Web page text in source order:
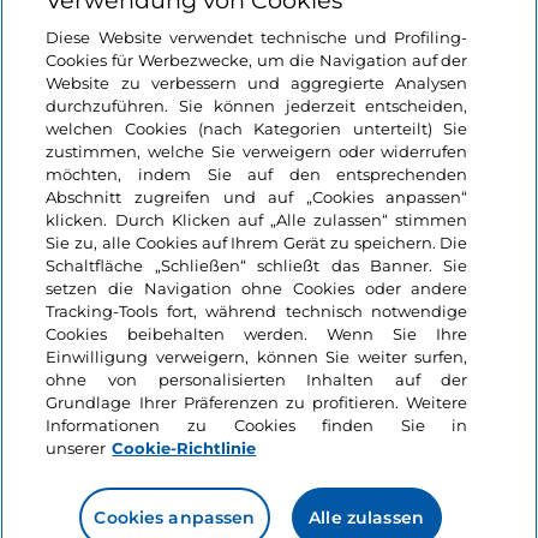
Informationen über die Seite
Nützliche Links
Login
Bleiben wir in Kontakt
Diese Website verwendet technische und Profiling-
Cookies für Werbezwecke, um die Navigation auf der
Website zu verbessern und aggregierte Analysen
durchzuführen. Sie können jederzeit entscheiden,
welchen Cookies (nach Kategorien unterteilt) Sie
zustimmen, welche Sie verweigern oder widerrufen
möchten, indem Sie auf den entsprechenden
Abschnitt zugreifen und auf „Cookies anpassen“
klicken. Durch Klicken auf „Alle zulassen“ stimmen
Sie zu, alle Cookies auf Ihrem Gerät zu speichern. Die
Schaltfläche „Schließen“ schließt das Banner. Sie
setzen die Navigation ohne Cookies oder andere
Tracking-Tools fort, während technisch notwendige
Cookies beibehalten werden. Wenn Sie Ihre
Einwilligung verweigern, können Sie weiter surfen,
ohne von personalisierten Inhalten auf der
Grundlage Ihrer Präferenzen zu profitieren. Weitere
Informationen zu Cookies finden Sie in
unserer Cookie-Richtlinie
Cookies anpassen Alle zulassen